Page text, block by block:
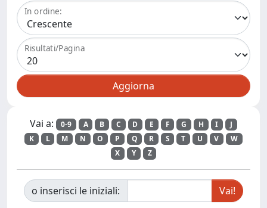
In ordine:
Risultati/Pagina
Vai a: 0-9 A B C D E F G H I
J
K
L M N O P Q R S T U V
W
X
Y Z
o inserisci le iniziali: